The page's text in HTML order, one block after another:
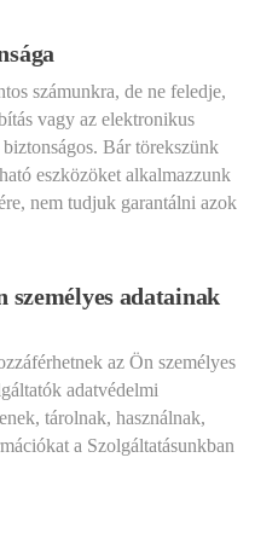
számunkra, de ne feledje,
vagy az elektronikus
Bár törekszünk
eszközöket alkalmazzunk
nem tudjuk garantálni azok
személyes adatainak
az Ön személyes
adatvédelmi
tárolnak, használnak,
a Szolgáltatásunkban